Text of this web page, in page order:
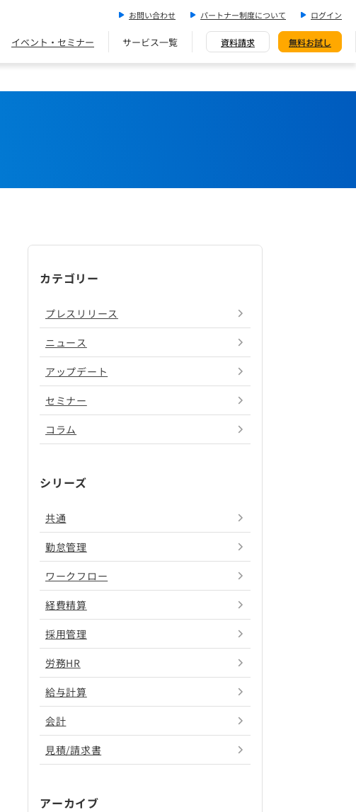
お問い合わせ パートナー制度について ログイン
イベント・セミナー サービス一覧 資料請求 無料お試し
カテゴリー
プレスリリース
ニュース
アップデート
セミナー
コラム
シリーズ
共通
勤怠管理
ワークフロー
経費精算
採用管理
労務HR
給与計算
会計
見積/請求書
アーカイブ